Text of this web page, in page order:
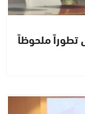
ملحوظاً